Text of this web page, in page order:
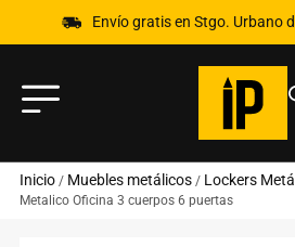
Envío gratis en Stgo. Urbano
Inicio/ Muebles metálicos/ Lockers
Metalico Oficina 3 cuerpos 6 puertas